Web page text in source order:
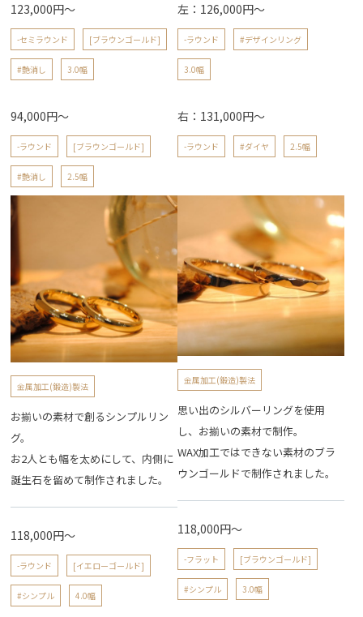
123,000円～
-セミラウンド [ブラウンゴールド]
#艶消し 3.0幅
94,000円～
-ラウンド [ブラウンゴールド]
#艶消し 2.5幅
左：126,000円～
-ラウンド #デザインリング
3.0幅
右：131,000円～
-ラウンド #ダイヤ 2.5幅
金属加工(鍛造)製法
お揃いの素材で創るシンプルリン
グ。
お2人とも幅を太めにして、内側に
誕生石を留めて制作されました。
118,000円～
-ラウンド [イエローゴールド]
#シンプル 4.0幅
金属加工(鍛造)製法
思い出のシルバーリングを使用
し、お揃いの素材で制作。
WAX加工ではできない素材のブラ
ウンゴールドで制作されました。
118,000円～
-フラット [ブラウンゴールド]
#シンプル 3.0幅